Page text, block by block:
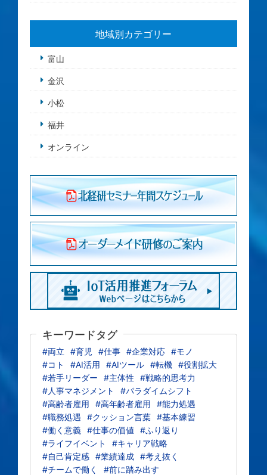
地域別カテゴリー
富山
金沢
小松
福井
オンライン
キーワードタグ
#両立 #育児 #仕事 #企業対応 #モノ
#コト
#AI活用 #AIツール #転機 #役割拡大
#若手リーダー
#主体性
#戦略的思考力
#人事マネジメント
#パラダイムシフト
#高齢者雇用
#高年齢者雇用
#能力処遇
#職務処遇
#クッション言葉 #基本練習
#働く意義 #仕事の価値
#ふり返り
#ライフイベント
#キャリア戦略
#自己肯定感 #業績達成 #考え抜く
#チームで働く
#前に踏み出す